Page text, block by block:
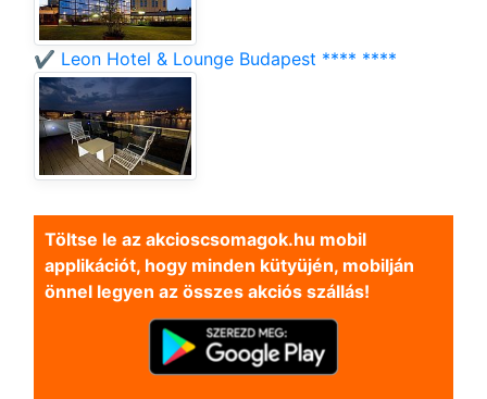
✔️ Leon Hotel & Lounge Budapest **** ****
Töltse le az akcioscsomagok.hu mobil
applikációt, hogy minden kütyüjén, mobilján
önnel legyen az összes akciós szállás!